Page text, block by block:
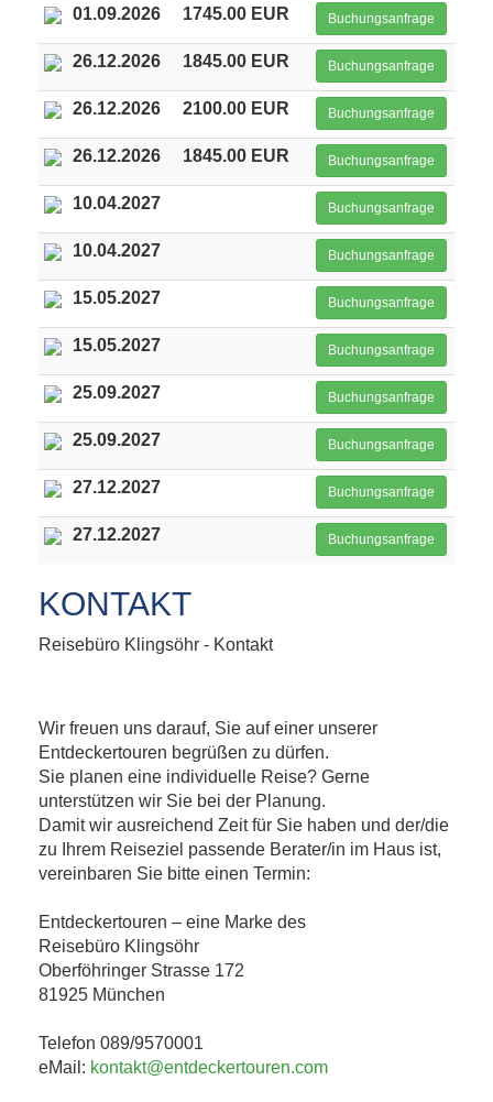
01.09.2026 1745.00 EUR Buchungsanfrage
26.12.2026 1845.00 EUR Buchungsanfrage
26.12.2026 2100.00 EUR Buchungsanfrage
26.12.2026 1845.00 EUR Buchungsanfrage
10.04.2027 Buchungsanfrage
10.04.2027 Buchungsanfrage
15.05.2027 Buchungsanfrage
15.05.2027 Buchungsanfrage
25.09.2027 Buchungsanfrage
25.09.2027 Buchungsanfrage
27.12.2027 Buchungsanfrage
27.12.2027 Buchungsanfrage
KONTAKT
Reisebüro Klingsöhr - Kontakt
Wir freuen uns darauf, Sie auf einer unserer
Entdeckertouren begrüßen zu dürfen.
Sie planen eine individuelle Reise? Gerne
unterstützen wir Sie bei der Planung.
Damit wir ausreichend Zeit für Sie haben und der/die
zu Ihrem Reiseziel passende Berater/in im Haus ist,
vereinbaren Sie bitte einen Termin:
Entdeckertouren – eine Marke des
Reisebüro Klingsöhr
Oberföhringer Strasse 172
81925 München
Telefon 089/9570001
eMail: kontakt@entdeckertouren.com